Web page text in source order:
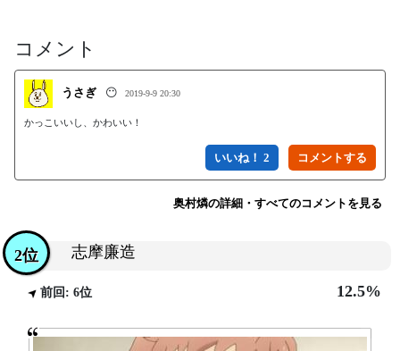
コメント
うさぎ 😶 2019-9-9 20:30
かっこいいし、かわいい！
いいね！ 2
奥村燐の詳細・すべてのコメントを見る
志摩廉造
2位
前回: 6位 12.5%